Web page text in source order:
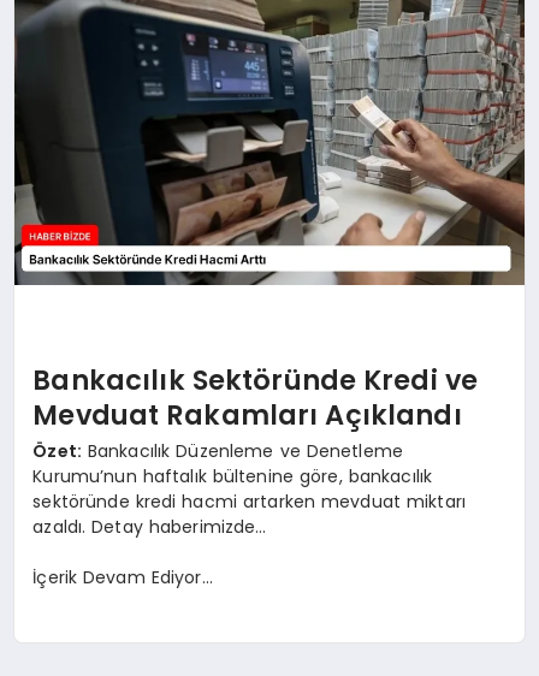
Bankacılık Sektöründe Kredi ve
Mevduat Rakamları Açıklandı
Özet: Bankacılık Düzenleme ve Denetleme
Kurumu’nun haftalık bültenine göre, bankacılık
sektöründe kredi hacmi artarken mevduat miktarı
azaldı. Detay haberimizde…
İçerik Devam Ediyor…